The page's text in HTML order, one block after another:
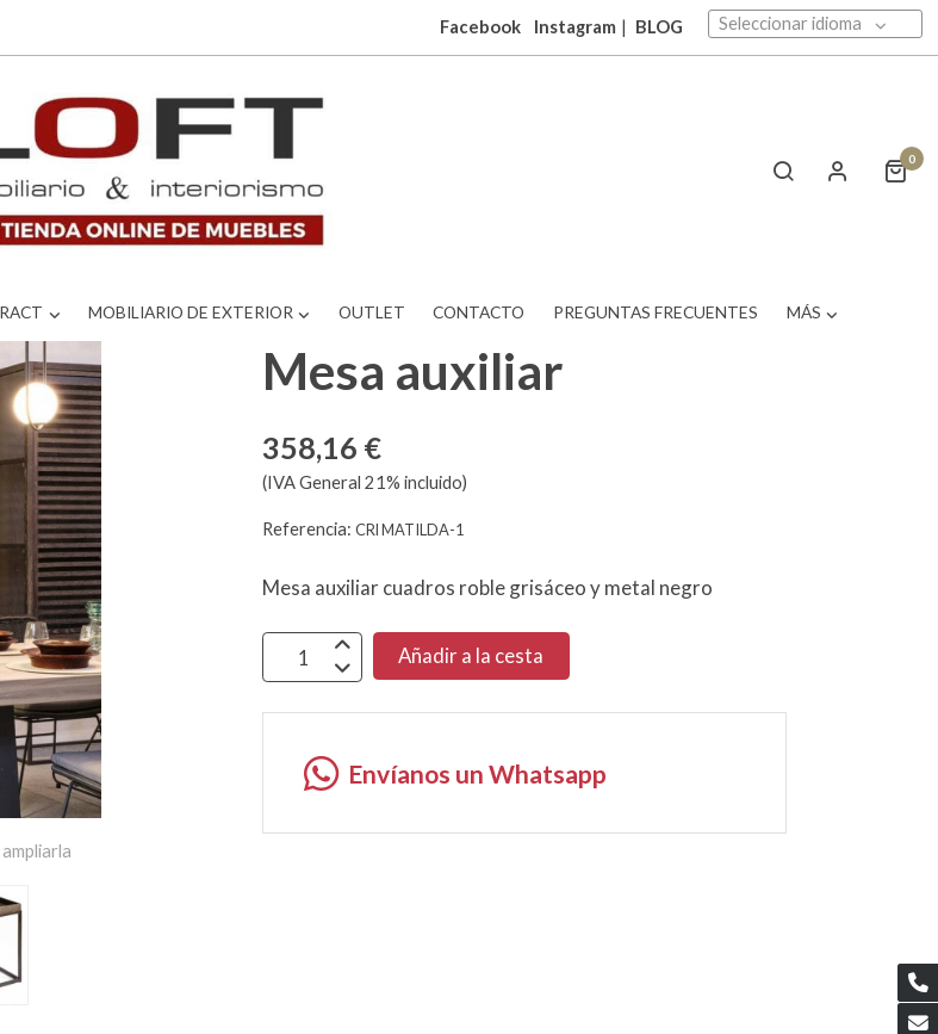
Facebook Instagram | BLOG Seleccionar idioma
0
MOBILIARIO DE EXTERIOR OUTLET CONTACTO PREGUNTAS FRECUENTES MÁS
Mesa auxiliar
358,16 €
(IVA General 21% incluido)
Referencia:CRl MATILDA-1
Mesa auxiliar cuadros roble grisáceo y metal negro
Añadir a la cesta
Envíanos un Whatsapp